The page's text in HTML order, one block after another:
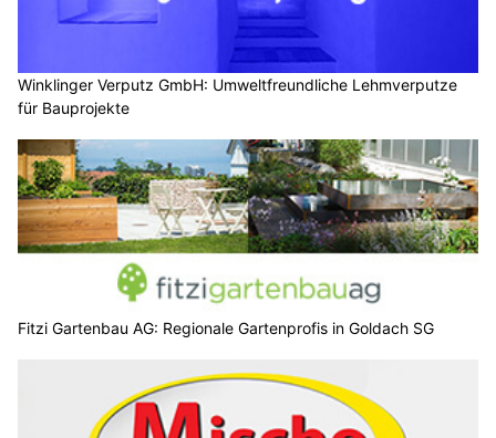
Winklinger Verputz GmbH: Umweltfreundliche Lehmverputze
für Bauprojekte
Fitzi Gartenbau AG: Regionale Gartenprofis in Goldach SG